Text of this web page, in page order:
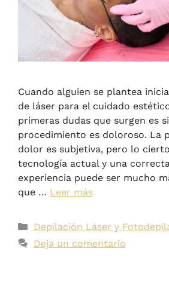
Cuando alguien se plantea
de láser para el cuidado
primeras dudas que surgen es
procedimiento es doloroso. La
dolor es subjetiva, pero lo
tecnología actual y una
experiencia puede ser mucho
que … Leer más
Depilación Láser y
Deja un comentario